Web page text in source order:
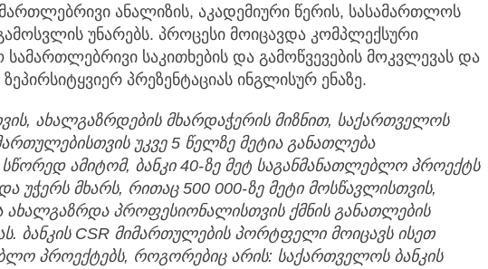
ანალიზის, აკადემიური წერის, სასამართლოს
უნარებს. პროცესი მოიცავდა კომპლექსური
საკითხების და გამოწვევების მოკვლევას და
ზეპირსიტყვიერ პრეზენტაციას ინგლისურ ენაზე.
, ახალგაზრდების მხარდაჭერის მიზნით, საქართველოს
უკვე5 წელზე მეტია განათლება
სწორედ ამიტომ, ბანკი40-ზე მეტ საგანმანათლებლო პროექტს
და უჭერს მხარს, რითაც500 000-ზე მეტი მოსწავლისთვის,
ახალგაზრდა პროფესიონალისთვის ქმნის განათლების
. ბანკისCSR მიმართულების პორტფელი მოიცავს ისეთ
პროექტებს, როგორებიც არის: საქართველოს ბანკის